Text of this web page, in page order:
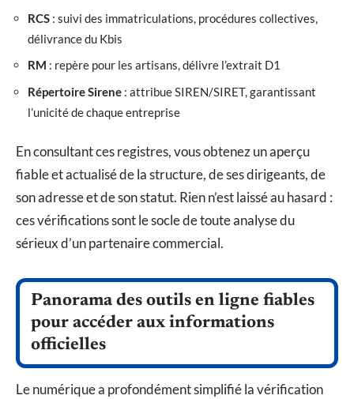
RCS : suivi des immatriculations, procédures collectives,
délivrance du Kbis
RM : repère pour les artisans, délivre l’extrait D1
Répertoire Sirene : attribue SIREN/SIRET, garantissant
l’unicité de chaque entreprise
En consultant ces registres, vous obtenez un aperçu
fiable et actualisé de la structure, de ses dirigeants, de
son adresse et de son statut. Rien n’est laissé au hasard :
ces vérifications sont le socle de toute analyse du
sérieux d’un partenaire commercial.
Panorama des outils en ligne fiables
pour accéder aux informations
officielles
Le numérique a profondément simplifié la vérification